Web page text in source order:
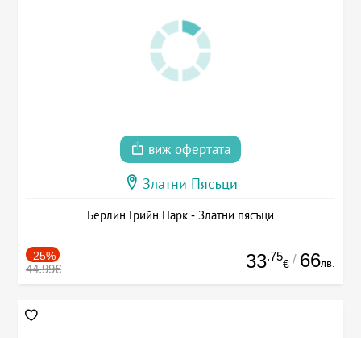
виж офертата
Златни Пясъци
Берлин Грийн Парк - Златни пясъци
-25%
44.99€ 33.75
€ / 66лв.